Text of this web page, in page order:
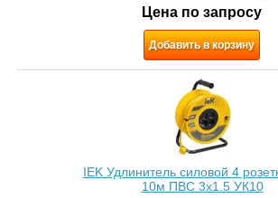
Цена по запросу
Добавить в корзину
IEK Удлинитель силовой 4
10м ПВС 3x1.5 УК10